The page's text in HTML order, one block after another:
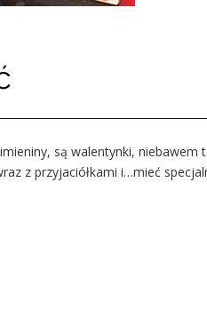
są walentynki, niebawem
z przyjaciółkami i…mieć